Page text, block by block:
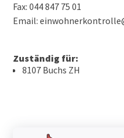
Fax: 044 847 75 01
Email:
Zuständig für:
8107 Buchs ZH